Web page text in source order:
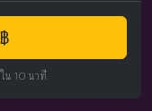
10 นาที